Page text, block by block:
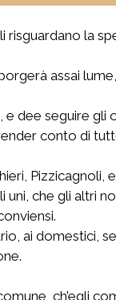
la
assai
dee seguire gli
conto di
Pizzicagnoli,
che gli altri
ai domestici,
ch’egli